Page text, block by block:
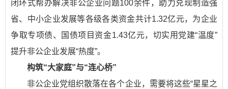
闭环式帮办解决非公企业问题100余件，助力兑现制造强
省、中小企业发展等各级各类资金共计1.32亿元，为企业
争取专项债、国债项目资金1.43亿元，切实用党建“温度”
提升非公企业发展“热度”。
构筑“大家庭”与“连心桥”
非公企业党组织散落在各个企业，需要将这些“星星之